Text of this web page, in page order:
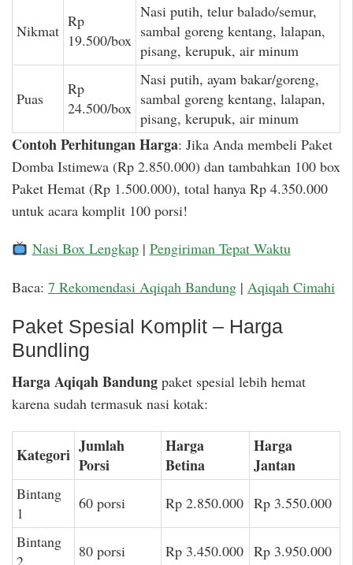
Nikmat
Rp
19.500/box
Nasi putih, telur balado/semur,
sambal goreng kentang, lalapan,
pisang, kerupuk, air minum
Puas
Rp
24.500/box
Nasi putih, ayam bakar/goreng,
sambal goreng kentang, lalapan,
pisang, kerupuk, air minum
Contoh Perhitungan Harga: Jika Anda membeli Paket
Domba Istimewa (Rp 2.850.000) dan tambahkan 100 box
Paket Hemat (Rp 1.500.000), total hanya Rp 4.350.000
untuk acara komplit 100 porsi!
Nasi Box Lengkap| Pengiriman Tepat Waktu
Baca: 7 Rekomendasi Aqiqah Bandung | Aqiqah Cimahi
Paket Spesial Komplit – Harga
Bundling
Harga Aqiqah Bandung paket spesial lebih hemat
karena sudah termasuk nasi kotak:
Kategori Jumlah
Porsi
Harga
Betina
Harga
Jantan
Bintang
1
60 porsi Rp 2.850.000 Rp 3.550.000
Bintang
2
80 porsi Rp 3.450.000 Rp 3.950.000